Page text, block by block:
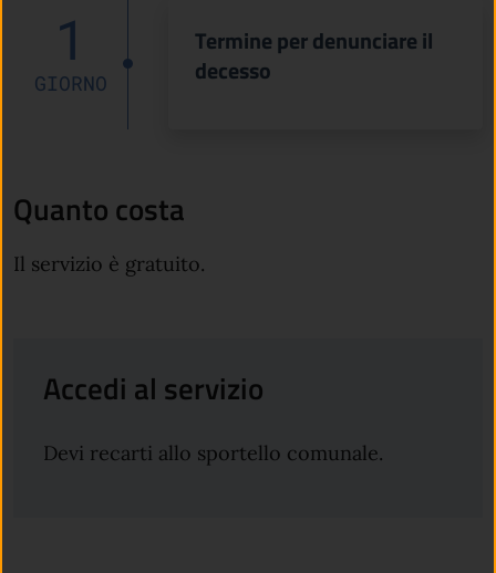
1
GIORNO
Termine per denunciare il
decesso
Quanto costa
Il servizio è gratuito.
Accedi al servizio
Devi recarti allo sportello comunale.